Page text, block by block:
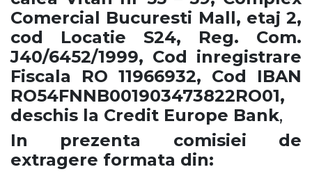
Comercial Bucuresti Mall, etaj 2,
cod Locatie S24, Reg. Com.
J40/6452/1999, Cod inregistrare
Fiscala RO 11966932, Cod IBAN
RO54FNNB001903473822RO01,
deschis la Credit Europe Bank,
In prezenta comisiei de
extragere formata din: